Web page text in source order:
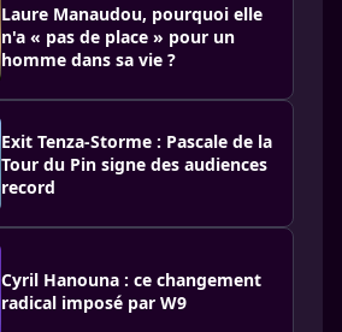
Laure Manaudou, pourquoi elle
n'a « pas de place » pour un
homme dans sa vie ?
Exit Tenza-Storme : Pascale de la
Tour du Pin signe des audiences
record
Cyril Hanouna : ce changement
radical imposé par W9